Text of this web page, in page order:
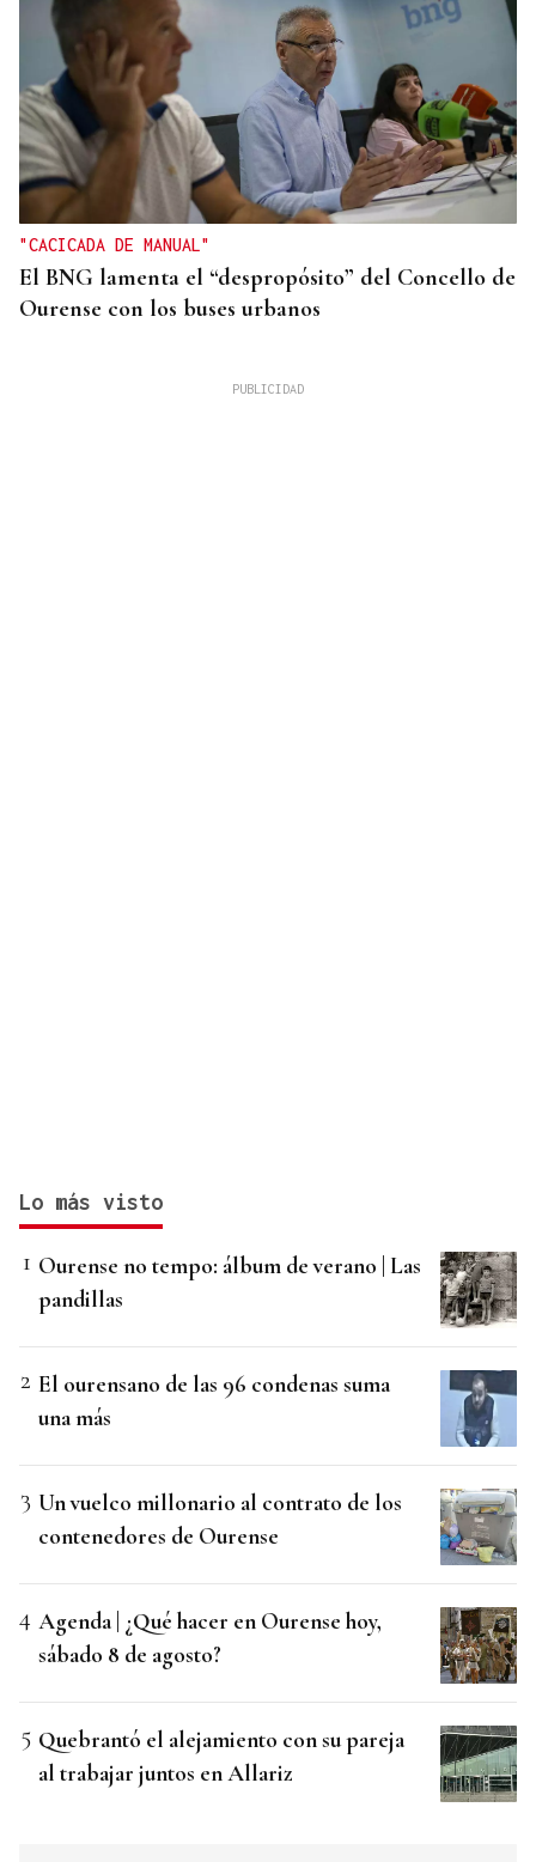
"CACICADA DE MANUAL"
El BNG lamenta el “despropósito” del Concello de
Ourense con los buses urbanos
Lo más visto
Ourense no tempo: álbum de verano | Las
pandillas
El ourensano de las 96 condenas suma
una más
Un vuelco millonario al contrato de los
contenedores de Ourense
Agenda | ¿Qué hacer en Ourense hoy,
sábado 8 de agosto?
Quebrantó el alejamiento con su pareja
al trabajar juntos en Allariz